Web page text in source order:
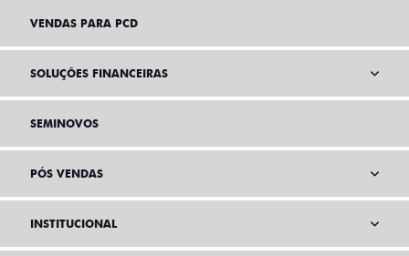
VENDAS PARA PCD
SOLUÇÕES FINANCEIRAS
SEMINOVOS
PÓS VENDAS
INSTITUCIONAL